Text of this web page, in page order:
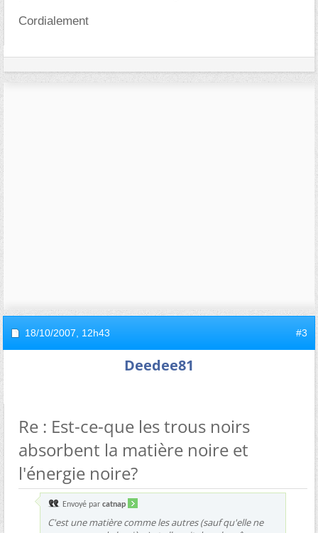
Cordialement
18/10/2007, 12h43 #3
Deedee81
Re : Est-ce-que les trous noirs
absorbent la matière noire et
l'énergie noire?
Envoyé par catnap
C'est une matière comme les autres (sauf qu'elle ne